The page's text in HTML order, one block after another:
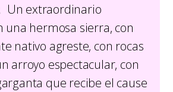
Un extraordinario
una hermosa sierra, con
nativo agreste, con rocas
arroyo espectacular, con
que recibe el cause